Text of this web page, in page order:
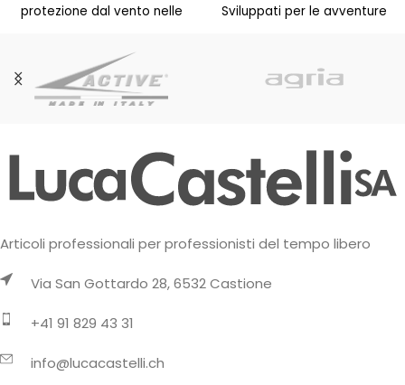
protezione dal vento nelle
grazie alla struttura
Sviluppati per le avventure
Articoli professionali per professionisti del tempo libero
Via San Gottardo 28, 6532 Castione
+41 91 829 43 31
info@lucacastelli.ch